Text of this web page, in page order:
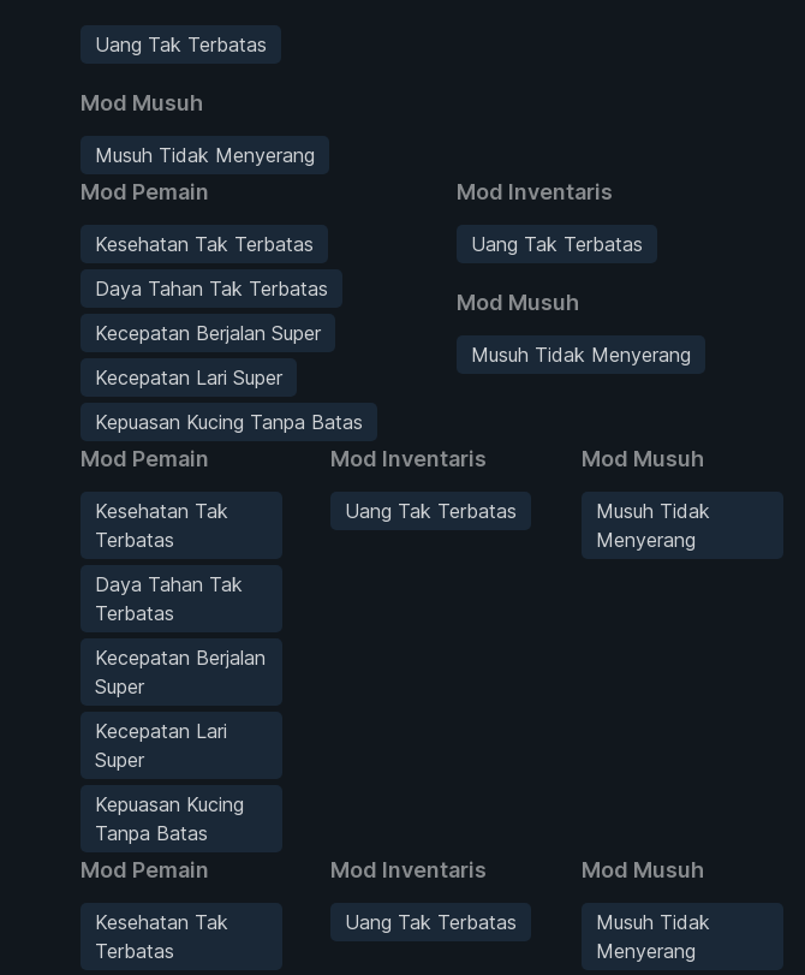
Uang Tak Terbatas
Mod Musuh
Musuh Tidak Menyerang
Mod Pemain
Kesehatan Tak Terbatas
Daya Tahan Tak Terbatas
Kecepatan Berjalan Super
Kecepatan Lari Super
Kepuasan Kucing Tanpa Batas
Mod Inventaris
Uang Tak Terbatas
Mod Musuh
Musuh Tidak Menyerang
Mod Pemain
Kesehatan Tak
Terbatas
Daya Tahan Tak
Terbatas
Kecepatan Berjalan
Super
Kecepatan Lari
Super
Kepuasan Kucing
Tanpa Batas
Mod Inventaris
Uang Tak Terbatas
Mod Musuh
Musuh Tidak
Menyerang
Mod Pemain
Kesehatan Tak
Terbatas
Mod Inventaris
Uang Tak Terbatas
Mod Musuh
Musuh Tidak
Menyerang